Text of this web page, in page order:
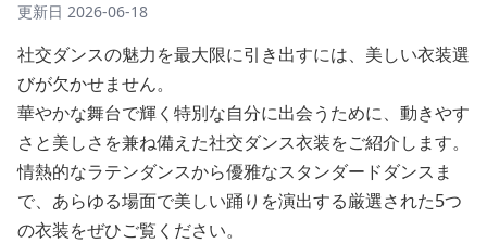
更新日 2026-06-18
社交ダンスの魅力を最大限に引き出すには、美しい衣装選
びが欠かせません。
華やかな舞台で輝く特別な自分に出会うために、動きやす
さと美しさを兼ね備えた社交ダンス衣装をご紹介します。
情熱的なラテンダンスから優雅なスタンダードダンスま
で、あらゆる場面で美しい踊りを演出する厳選された5つ
の衣装をぜひご覧ください。